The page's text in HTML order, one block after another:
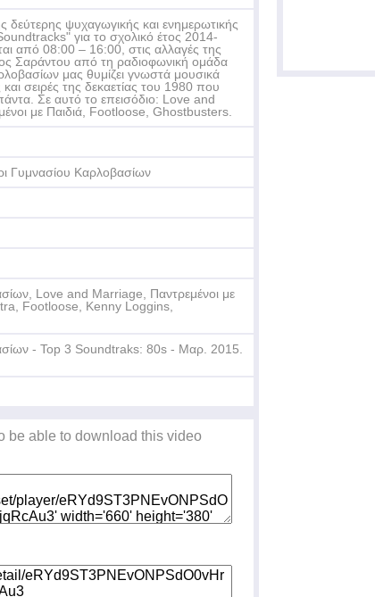
δεύτερης ψυχαγωγικής και ενημερωτικής
για το σχολικό έτος 2014-
από 08:00 – 16:00, στις αλλαγές της
Σαράντου από τη ραδιοφωνική ομάδα
μας θυμίζει γνωστά μουσικά
και σειρές της δεκαετίας του 1980 που
πάντα. Σε αυτό το επεισόδιο: Love and
με Παιδιά, Footloose, Ghostbusters.
Γυμνασίου Καρλοβασίων
Love and Marriage, Παντρεμένοι με
Footloose, Kenny Loggins,
- Top 3 Soundtraks: 80s - Μαρ. 2015.
be able to download this video